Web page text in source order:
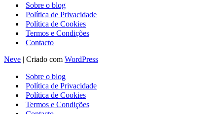
Sobre o blog
Política de Privacidade
Política de Cookies
Termos e Condições
Contacto
Neve | Criado com WordPress
Sobre o blog
Política de Privacidade
Política de Cookies
Termos e Condições